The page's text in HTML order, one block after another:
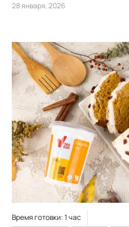
28 января, 2026
Время готовки: 1 час